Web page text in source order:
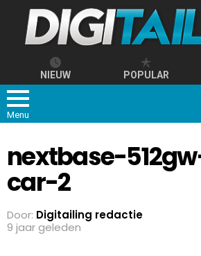
NIEUW POPULAR
Menu
nextbase-
car-2
Door: Digitailing redactie
9 jaar geleden